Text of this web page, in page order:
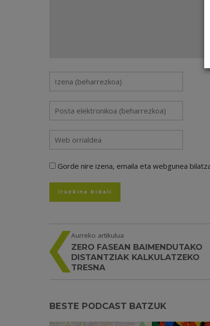
Gorde nire izena, emaila eta webgunea
Aurreko artikulua
ZERO FASEAN BAIMENDUTAKO
DISTANTZIAK KALKULATZEKO
TRESNA
BESTE PODCAST BATZUK